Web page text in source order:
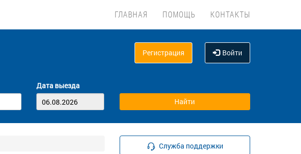
ГЛАВНАЯ ПОМОЩЬ КОНТАКТЫ
Регистрация Войти
Дата выезда
Служба поддержки